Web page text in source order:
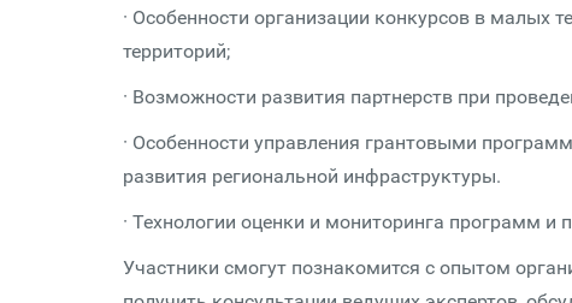
· Особенности организации конкурсов в малых
территорий;
· Возможности развития партнерств при
· Особенности управления грантовыми
развития региональной инфраструктуры.
· Технологии оценки и мониторинга программ и
Участники смогут познакомится с опытом